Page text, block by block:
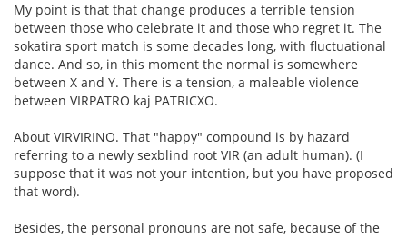
My point is that that change produces a terrible tension
between those who celebrate it and those who regret it. The
sokatira sport match is some decades long, with fluctuational
dance. And so, in this moment the normal is somewhere
between X and Y. There is a tension, a maleable violence
between VIRPATRO kaj PATRICXO.
About VIRVIRINO. That "happy" compound is by hazard
referring to a newly sexblind root VIR (an adult human). (I
suppose that it was not your intention, but you have proposed
that word).
Besides, the personal pronouns are not safe, because of the